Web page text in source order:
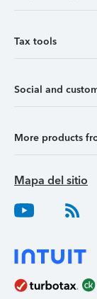
Tax tools
Social and
More products
Mapa del sitio